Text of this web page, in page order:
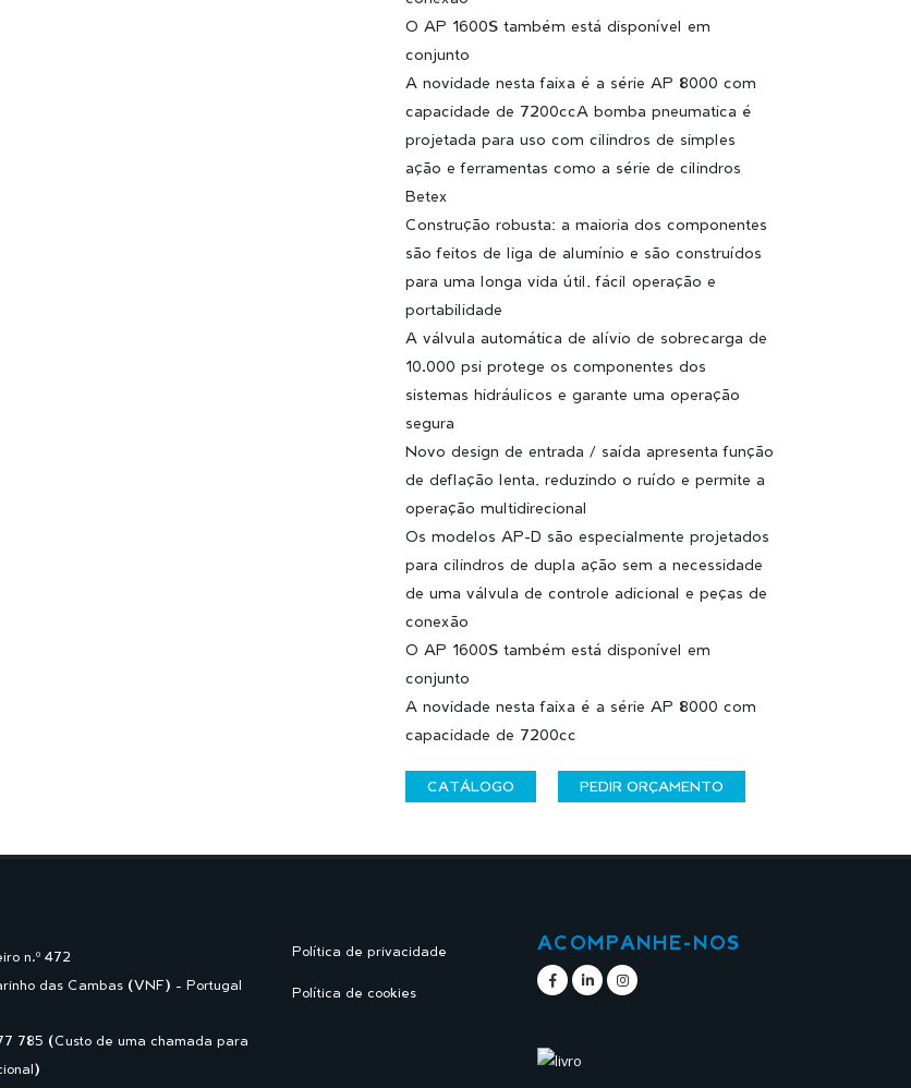
O AP 1600S também está disponível em
conjunto
A novidade nesta faixa é a série AP 8000 com
capacidade de 7200ccA bomba pneumatica é
projetada para uso com cilindros de simples
ação e ferramentas como a série de cilindros
Betex
Construção robusta: a maioria dos componentes
são feitos de liga de alumínio e são construídos
para uma longa vida útil, fácil operação e
portabilidade
A válvula automática de alívio de sobrecarga de
10.000 psi protege os componentes dos
sistemas hidráulicos e garante uma operação
segura
Novo design de entrada / saída apresenta função
de deflação lenta, reduzindo o ruído e permite a
operação multidirecional
Os modelos AP-D são especialmente projetados
para cilindros de dupla ação sem a necessidade
de uma válvula de controle adicional e peças de
conexão
O AP 1600S também está disponível em
conjunto
A novidade nesta faixa é a série AP 8000 com
capacidade de 7200cc
CATÁLOGO PEDIR ORÇAMENTO
n.º 472
das Cambas (VNF) - Portugal
785 (Custo de uma chamada para
Política de privacidade
Política de cookies
ACOMPANHE-NOS